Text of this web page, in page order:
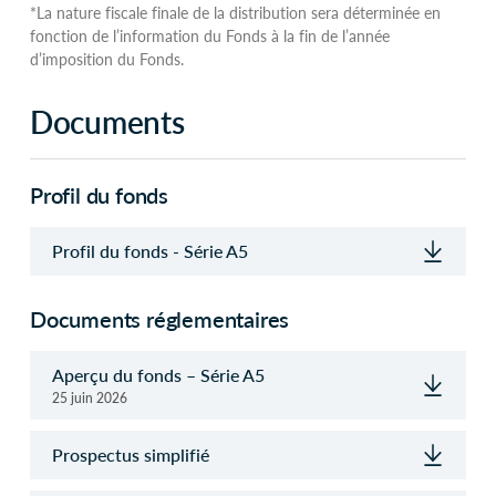
*La nature fiscale finale de la distribution sera déterminée en
fonction de l’information du Fonds à la fin de l’année
d’imposition du Fonds.
Documents
Profil du fonds
Profil du fonds - Série A5
Documents réglementaires
Aperçu du fonds – Série A5
25 juin 2026
Prospectus simplifié